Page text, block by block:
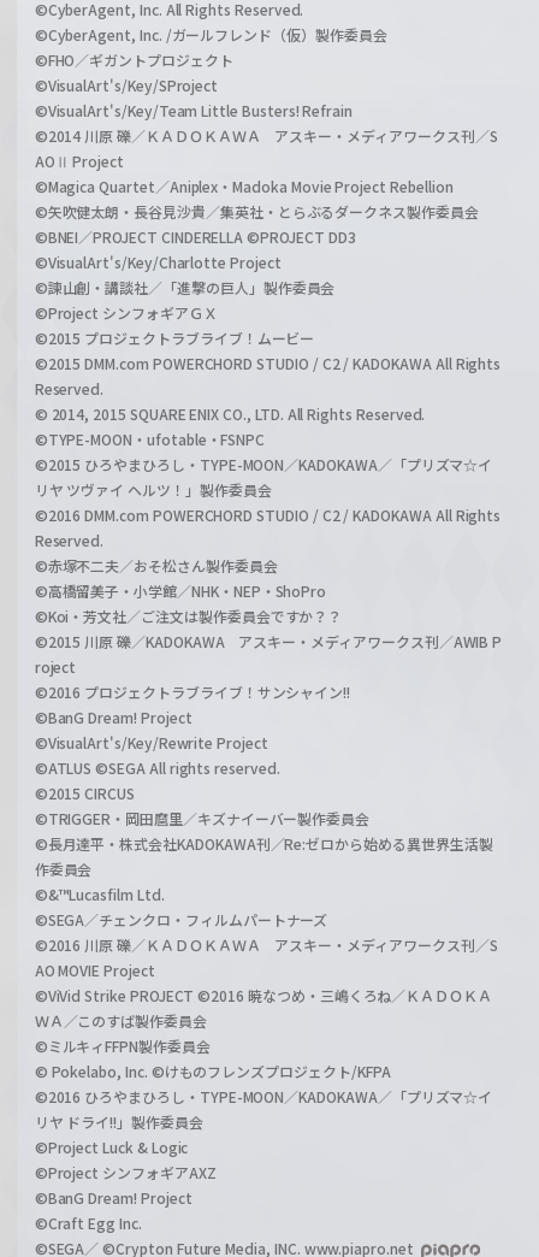
©CyberAgent, Inc. All Rights Reserved.
©CyberAgent, Inc. /ガールフレンド（仮）製作委員会
©FHO／ギガントプロジェクト
©VisualArt's/Key/SProject
©VisualArt's/Key/Team Little Busters! Refrain
©2014 川原 礫／ＫＡＤＯＫＡＷＡ アスキー・メディアワークス刊／S
AOⅡ Project
©Magica Quartet／Aniplex・Madoka Movie Project Rebellion
©矢吹健太朗・長谷見沙貴／集英社・とらぶるダークネス製作委員会
©BNEI／PROJECT CINDERELLA ©PROJECT DD3
©VisualArt's/Key/Charlotte Project
©諫山創・講談社／「進撃の巨人」製作委員会
©Project シンフォギアＧＸ
©2015 プロジェクトラブライブ！ムービー
©2015 DMM.com POWERCHORD STUDIO / C2 / KADOKAWA All Rights
Reserved.
© 2014, 2015 SQUARE ENIX CO., LTD. All Rights Reserved.
©TYPE-MOON・ufotable・FSNPC
©2015 ひろやまひろし・TYPE-MOON／KADOKAWA／「プリズマ☆イ
リヤ ツヴァイ ヘルツ！」製作委員会
©2016 DMM.com POWERCHORD STUDIO / C2 / KADOKAWA All Rights
Reserved.
©赤塚不二夫／おそ松さん製作委員会
©高橋留美子・小学館／NHK・NEP・ShoPro
©Koi・芳文社／ご注文は製作委員会ですか？？
©2015 川原 礫／KADOKAWA アスキー・メディアワークス刊／AWIB P
roject
©2016 プロジェクトラブライブ！サンシャイン!!
©BanG Dream! Project
©VisualArt's/Key/Rewrite Project
©ATLUS ©SEGA All rights reserved.
©2015 CIRCUS
©TRIGGER・岡田麿里／キズナイーバー製作委員会
©長月達平・株式会社KADOKAWA刊／Re:ゼロから始める異世界生活製
作委員会
©&™Lucasfilm Ltd.
©SEGA／チェンクロ・フィルムパートナーズ
©2016 川原 礫／ＫＡＤＯＫＡＷＡ アスキー・メディアワークス刊／S
AO MOVIE Project
©ViVid Strike PROJECT ©2016 暁なつめ・三嶋くろね／ＫＡＤＯＫＡ
ＷＡ／このすば製作委員会
©ミルキィFFPN製作委員会
© Pokelabo, Inc. ©けものフレンズプロジェクト/KFPA
©2016 ひろやまひろし・TYPE-MOON／KADOKAWA／「プリズマ☆イ
リヤ ドライ!!」製作委員会
©Project Luck & Logic
©Project シンフォギアAXZ
©BanG Dream! Project
©Craft Egg Inc.
©SEGA／ ©Crypton Future Media, INC. www.piapro.net